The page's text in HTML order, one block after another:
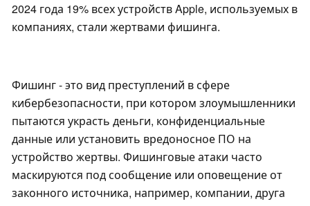
2024 года 19% всех устройств Apple, используемых в
компаниях, стали жертвами фишинга.
Фишинг - это вид преступлений в сфере
кибербезопасности, при котором злоумышленники
пытаются украсть деньги, конфиденциальные
данные или установить вредоносное ПО на
устройство жертвы. Фишинговые атаки часто
маскируются под сообщение или оповещение от
законного источника, например, компании, друга